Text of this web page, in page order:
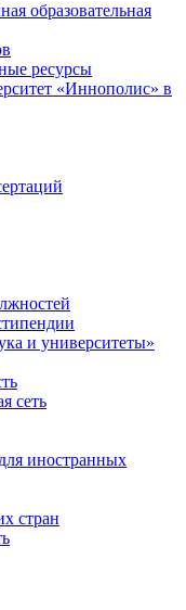
образовательная
ресурсы
«Иннополис» в
и университеты»
сеть
иностранных
стран